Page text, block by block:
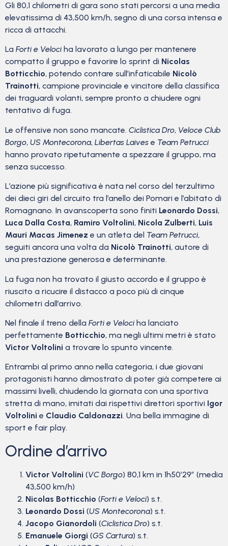
Gli 80,1 chilometri di gara sono stati percorsi a una media
elevatissima di 43,500 km/h, segno di una corsa intensa e
ricca di attacchi.
La Forti e Veloci ha lavorato a lungo per mantenere
compatto il gruppo e favorire lo sprint di Nicolas
Botticchio, potendo contare sull’infaticabile Nicolò
Trainotti, campione provinciale e vincitore della classifica
dei traguardi volanti, sempre pronto a chiudere ogni
tentativo di fuga.
Le offensive non sono mancate. Ciclistica Dro, Veloce Club
Borgo, US Montecorona, Libertas Laives e Team Petrucci
hanno provato ripetutamente a spezzare il gruppo, ma
senza successo.
L’azione più significativa è nata nel corso del terzultimo
dei dieci giri del circuito tra l’anello dei Pomari e l’abitato di
Romagnano. In avanscoperta sono finiti Leonardo Dossi,
Luca Dalla Costa, Ramiro Voltolini, Nicola Zulberti, Luis
Mauri Macas Jimenez e un atleta del Team Petrucci,
seguiti ancora una volta da Nicolò Trainotti, autore di
una prestazione generosa e determinante.
La fuga non ha trovato il giusto accordo e il gruppo è
riuscito a ricucire il distacco a poco più di cinque
chilometri dall’arrivo.
Nel finale il treno della Forti e Veloci ha lanciato
perfettamente Botticchio, ma negli ultimi metri è stato
Victor Voltolini a trovare lo spunto vincente.
Entrambi al primo anno nella categoria, i due giovani
protagonisti hanno dimostrato di poter già competere ai
massimi livelli, chiudendo la giornata con una sportiva
stretta di mano, imitati dai rispettivi direttori sportivi Igor
Voltolini e Claudio Caldonazzi. Una bella immagine di
sport e fair play.
Ordine d’arrivo
Victor Voltolini (VC Borgo) 80,1 km in 1h50’29” (media
43,500 km/h)
Nicolas Botticchio (Forti e Veloci) s.t.
Leonardo Dossi (US Montecorona) s.t.
Jacopo Gianordoli (Ciclistica Dro) s.t.
Emanuele Giorgi (GS Cartura) s.t.